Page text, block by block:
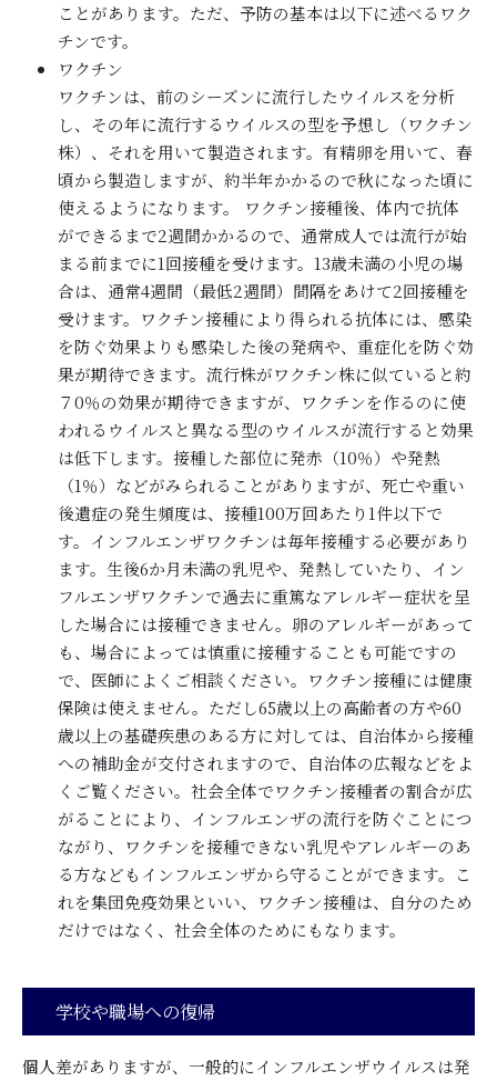
ことがあります。ただ、予防の基本は以下に述べるワク
チンです。
ワクチン
ワクチンは、前のシーズンに流行したウイルスを分析
し、その年に流行するウイルスの型を予想し（ワクチン
株）、それを用いて製造されます。有精卵を用いて、春
頃から製造しますが、約半年かかるので秋になった頃に
使えるようになります。 ワクチン接種後、体内で抗体
ができるまで2週間かかるので、通常成人では流行が始
まる前までに1回接種を受けます。13歳未満の小児の場
合は、通常4週間（最低2週間）間隔をあけて2回接種を
受けます。ワクチン接種により得られる抗体には、感染
を防ぐ効果よりも感染した後の発病や、重症化を防ぐ効
果が期待できます。流行株がワクチン株に似ていると約
７0％の効果が期待できますが、ワクチンを作るのに使
われるウイルスと異なる型のウイルスが流行すると効果
は低下します。接種した部位に発赤（10％）や発熱
（1％）などがみられることがありますが、死亡や重い
後遺症の発生頻度は、接種100万回あたり1件以下で
す。インフルエンザワクチンは毎年接種する必要があり
ます。生後6か月未満の乳児や、発熱していたり、イン
フルエンザワクチンで過去に重篤なアレルギー症状を呈
した場合には接種できません。卵のアレルギーがあって
も、場合によっては慎重に接種することも可能ですの
で、医師によくご相談ください。ワクチン接種には健康
保険は使えません。ただし65歳以上の高齢者の方や60
歳以上の基礎疾患のある方に対しては、自治体から接種
への補助金が交付されますので、自治体の広報などをよ
くご覧ください。社会全体でワクチン接種者の割合が広
がることにより、インフルエンザの流行を防ぐことにつ
ながり、ワクチンを接種できない乳児やアレルギーのあ
る方などもインフルエンザから守ることができます。こ
れを集団免疫効果といい、ワクチン接種は、自分のため
だけではなく、社会全体のためにもなります。
学校や職場への復帰
個人差がありますが、一般的にインフルエンザウイルスは発